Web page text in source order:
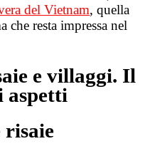
del Vietnam, quella
che resta impressa nel
e villaggi. Il
aspetti